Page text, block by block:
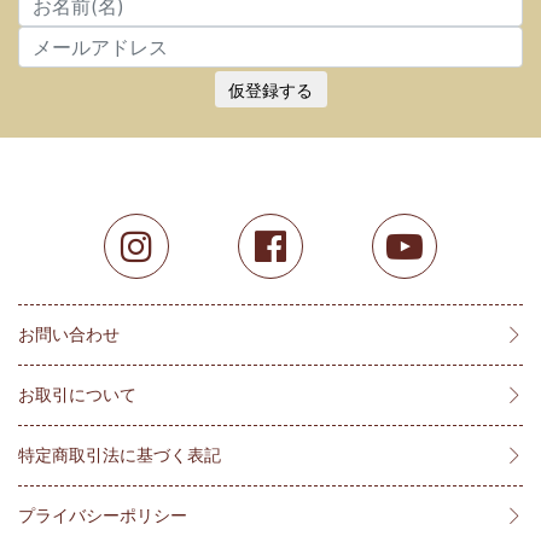
仮登録する
お問い合わせ
お取引について
特定商取引法に基づく表記
プライバシーポリシー